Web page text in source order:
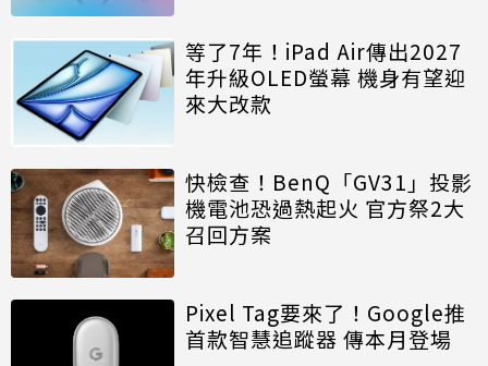
等了7年！iPad Air傳出2027
年升級OLED螢幕 機身有望迎
來大改款
快檢查！BenQ「GV31」投影
機電池恐過熱起火 官方祭2大
召回方案
Pixel Tag要來了！Google推
首款智慧追蹤器 傳本月登場